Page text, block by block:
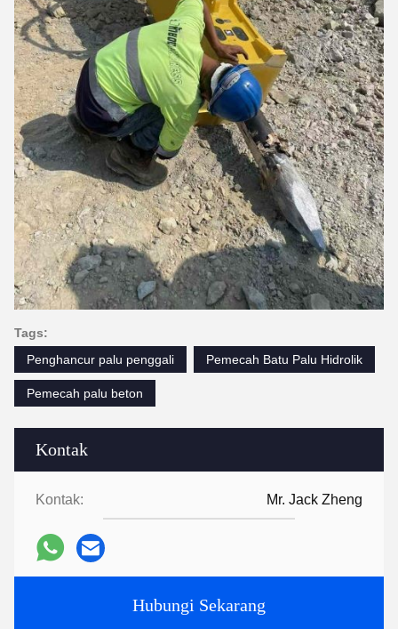
Kontak
Kontak: Mr. Jack Zheng
Hubungi Sekarang
Tags:
Penghancur palu penggali
Pemecah Batu Palu Hidrolik
Pemecah palu beton